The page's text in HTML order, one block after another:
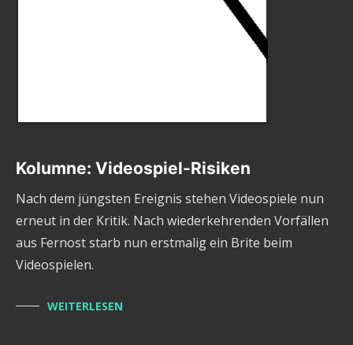
Kolumne: Videospiel-Risiken
Nach dem jüngsten Ereignis stehen Videospiele nun
erneut in der Kritik. Nach wiederkehrenden Vorfällen
aus Fernost starb nun erstmalig ein Brite beim
Videospielen.
WEITERLESEN